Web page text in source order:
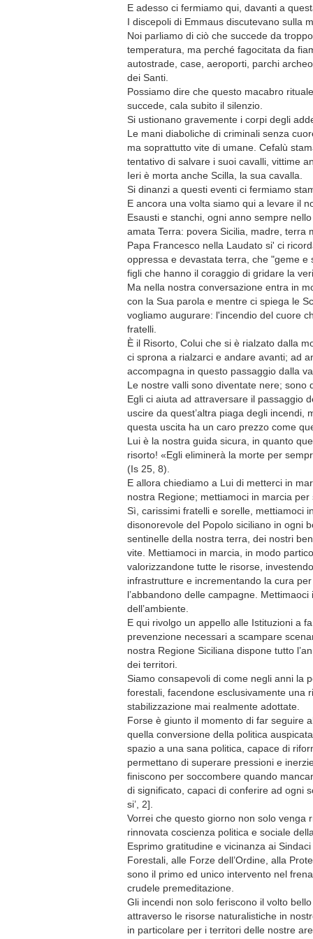
E adesso ci fermiamo qui, davanti a
I discepoli di Emmaus discutevano sulla
Noi parliamo di ciò che succede da
temperatura, ma perché fagocitata da
autostrade, case, aeroporti, parchi
dei Santi.
Possiamo dire che questo macabro
succede, cala subito il silenzio.
Si ustionano gravemente i corpi degli
Le mani diaboliche di criminali senza
ma soprattutto vite di umane. Cefalù
tentativo di salvare i suoi cavalli, vittime
Ieri è morta anche Scilla, la sua cavalla.
Si dinanzi a questi eventi ci fermiamo
E ancora una volta siamo qui a levare il
Esausti e stanchi, ogni anno sempre
amata Terra: povera Sicilia, madre, terra
Papa Francesco nella Laudato si' ci
oppressa e devastata terra, che "geme
figli che hanno il coraggio di gridare la
Ma nella nostra conversazione entra in
con la Sua parola e mentre ci spiega le
vogliamo augurare: l'incendio del cuore
fratelli.
È il Risorto, Colui che si è rialzato dalla
ci sprona a rialzarci e andare avanti; ad
accompagna in questo passaggio dalla
Le nostre valli sono diventate nere; sono
Egli ci aiuta ad attraversare il passaggio
uscire da quest’altra piaga degli incendi,
questa uscita ha un caro prezzo come
Lui è la nostra guida sicura, in quanto
risorto! «Egli eliminerà la morte per
(Is 25, 8).
E allora chiediamo a Lui di metterci in
nostra Regione; mettiamoci in marcia
Sì, carissimi fratelli e sorelle, mettiamoci
disonorevole del Popolo siciliano in ogni
sentinelle della nostra terra, dei nostri
vite. Mettiamoci in marcia, in modo
valorizzandone tutte le risorse,
infrastrutture e incrementando la cura
l’abbandono delle campagne.
dell’ambiente.
E qui rivolgo un appello alle Istituzioni a
prevenzione necessari a scampare
nostra Regione Siciliana dispone tutto
dei territori.
Siamo consapevoli di come negli anni la
forestali, facendone esclusivamente una
stabilizzazione mai realmente adottate.
Forse è giunto il momento di far seguire
quella conversione della politica
spazio a una sana politica, capace di
permettano di superare pressioni e
finiscono per soccombere quando
di significato, capaci di conferire ad ogni
si’, 2].
Vorrei che questo giorno non solo venga
rinnovata coscienza politica e sociale
Esprimo gratitudine e vicinanza ai
Forestali, alle Forze dell’Ordine, alla
sono il primo ed unico intervento nel
crudele premeditazione.
Gli incendi non solo feriscono il volto
attraverso le risorse naturalistiche in
in particolare per i territori delle nostre